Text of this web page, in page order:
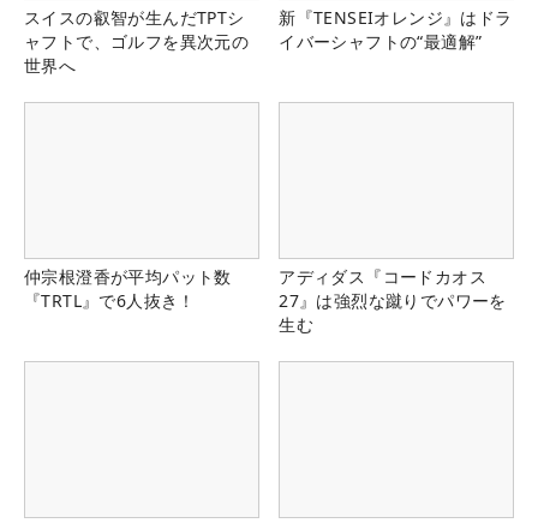
スイスの叡智が生んだTPTシ
ャフトで、ゴルフを異次元の
世界へ
新『TENSEIオレンジ』はドラ
イバーシャフトの“最適解”
仲宗根澄香が平均パット数
『TRTL』で6人抜き！
アディダス『コードカオス
27』は強烈な蹴りでパワーを
生む